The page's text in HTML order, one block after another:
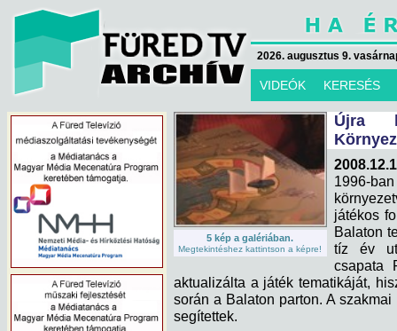
2026. augusztus 9.
VIDEÓK KERESÉS
5 kép a galériában.
Megtekintéshez kattintson a képre!
Újra
1996-
játékos
Balaton
tíz év
csapata
aktualizálta a játék tematikáját,
során a Balaton parton. A
segítettek.